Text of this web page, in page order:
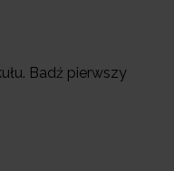
Badź pierwszy